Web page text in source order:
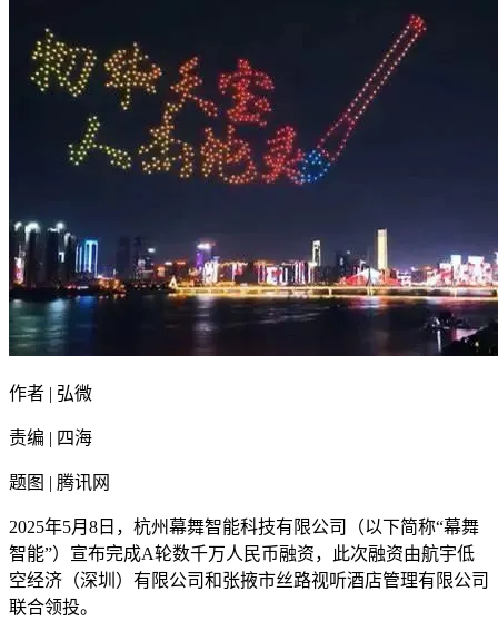
作者 | 弘微
责编 | 四海
题图 | 腾讯网
2025年5月8日，杭州幕舞智能科技有限公司（以下简称“幕舞
智能”）宣布完成A轮数千万人民币融资，此次融资由航宇低
空经济（深圳）有限公司和张掖市丝路视听酒店管理有限公司
联合领投。